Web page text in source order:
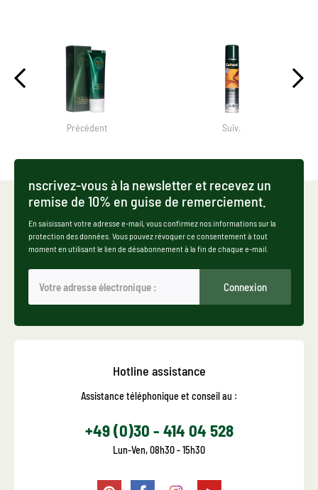
Précédent Suiv.
nscrivez-vous à la newsletter et recevez un
remise de 10% en guise de remerciement.
En saisissant votre adresse e-mail, vous confirmez nos informations sur la
protection des données. Vous pouvez révoquer ce consentement à tout
moment en utilisant le lien de désabonnement à la fin de chaque e-mail.
Connexion
Hotline assistance
Assistance téléphonique et conseil au :
+49 (0)30 - 414 04 528
Lun-Ven, 08h30 - 15h30